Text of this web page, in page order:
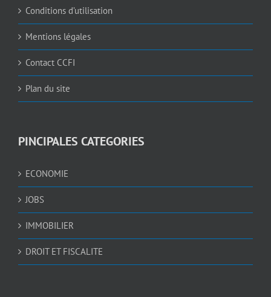
Conditions d’utilisation
Mentions légales
Contact CCFI
Plan du site
PINCIPALES CATEGORIES
ECONOMIE
JOBS
IMMOBILIER
DROIT ET FISCALITE